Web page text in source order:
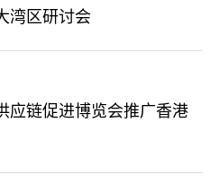
湾区研讨会
应链促进博览会推广香港